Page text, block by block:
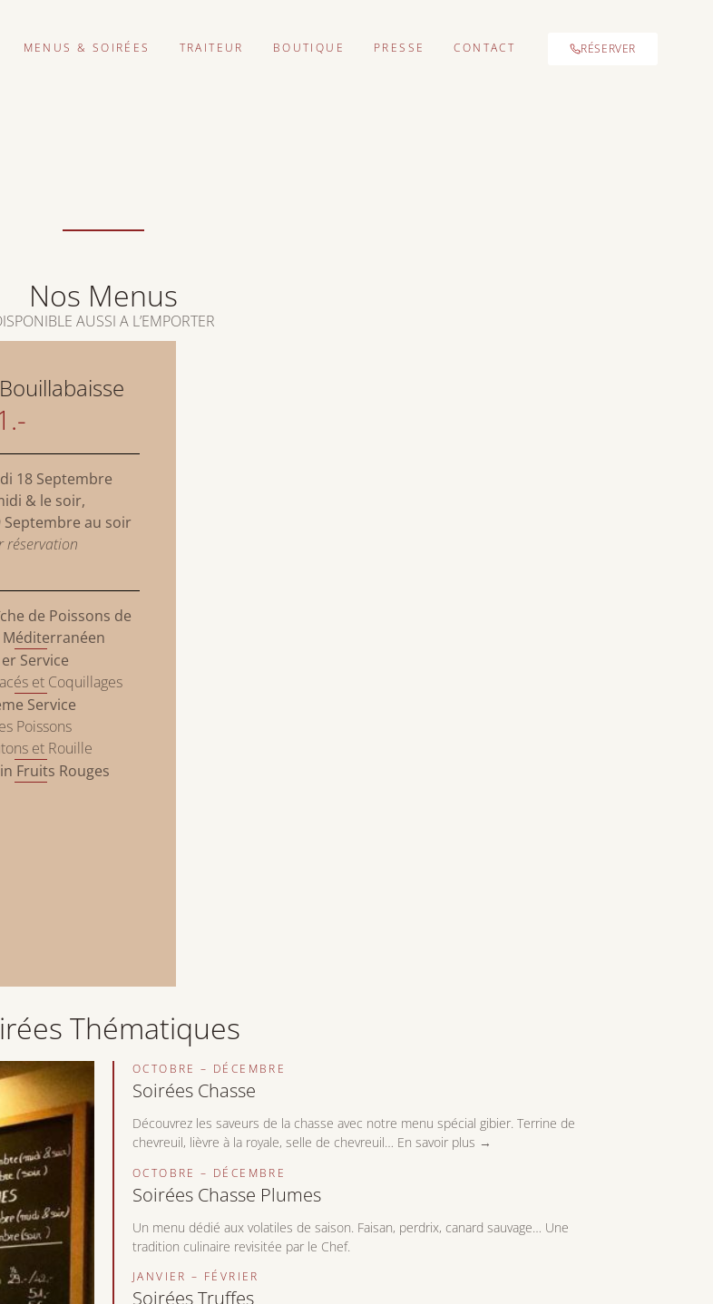
MENUS & SOIRÉES TRAITEUR BOUTIQUE PRESSE CONTACT RÉSERVER
Nos Menus
AUSSI A L’EMPORTER
18 Septembre
& le soir,
Septembre au soir
réservation
de Poissons de
Méditerranéen
Service
et Coquillages
Service
Poissons
et Rouille
Fruits Rouges
Thématiques
OCTOBRE – DÉCEMBRE
Soirées Chasse
Découvrez les saveurs de la chasse avec notre menu spécial gibier. Terrine de
chevreuil, lièvre à la royale, selle de chevreuil… En savoir plus →
OCTOBRE – DÉCEMBRE
Soirées Chasse Plumes
Un menu dédié aux volatiles de saison. Faisan, perdrix, canard sauvage… Une
tradition culinaire revisitée par le Chef.
JANVIER – FÉVRIER
Soirées Truffes